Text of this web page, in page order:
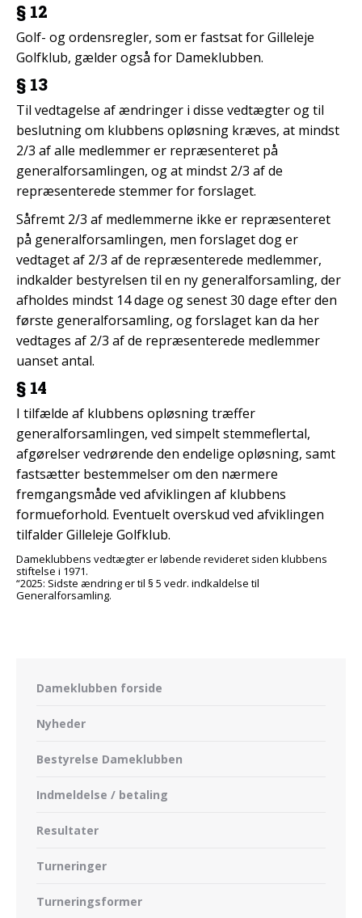
§ 12
Golf- og ordensregler, som er fastsat for Gilleleje
Golfklub, gælder også for Dameklubben.
§ 13
Til vedtagelse af ændringer i disse vedtægter og til
beslutning om klubbens opløsning kræves, at mindst
2/3 af alle medlemmer er repræsenteret på
generalforsamlingen, og at mindst 2/3 af de
repræsenterede stemmer for forslaget.
Såfremt 2/3 af medlemmerne ikke er repræsenteret
på generalforsamlingen, men forslaget dog er
vedtaget af 2/3 af de repræsenterede medlemmer,
indkalder bestyrelsen til en ny generalforsamling, der
afholdes mindst 14 dage og senest 30 dage efter den
første generalforsamling, og forslaget kan da her
vedtages af 2/3 af de repræsenterede medlemmer
uanset antal.
§ 14
I tilfælde af klubbens opløsning træffer
generalforsamlingen, ved simpelt stemmeflertal,
afgørelser vedrørende den endelige opløsning, samt
fastsætter bestemmelser om den nærmere
fremgangsmåde ved afviklingen af klubbens
formueforhold. Eventuelt overskud ved afviklingen
tilfalder Gilleleje Golfklub.
Dameklubbens vedtægter er løbende revideret siden klubbens
stiftelse i 1971.
“2025: Sidste ændring er til § 5 vedr. indkaldelse til
Generalforsamling.
Dameklubben forside
Nyheder
Bestyrelse Dameklubben
Indmeldelse / betaling
Resultater
Turneringer
Turneringsformer